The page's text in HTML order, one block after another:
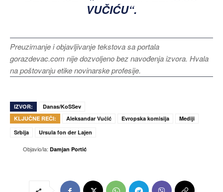
VUČIĆU“.
Preuzimanje i objavljivanje tekstova sa portala
gorazdevac.com nije dozvoljeno bez navođenja izvora. Hvala
na poštovanju etike novinarske profesije.
IZVOR:
Danas/KoSSev
KLJUČNE REČI:
Aleksandar Vučić Evropska komisija
Mediji
Srbija
Ursula fon der Lajen
Objavio/la: Damjan Portić